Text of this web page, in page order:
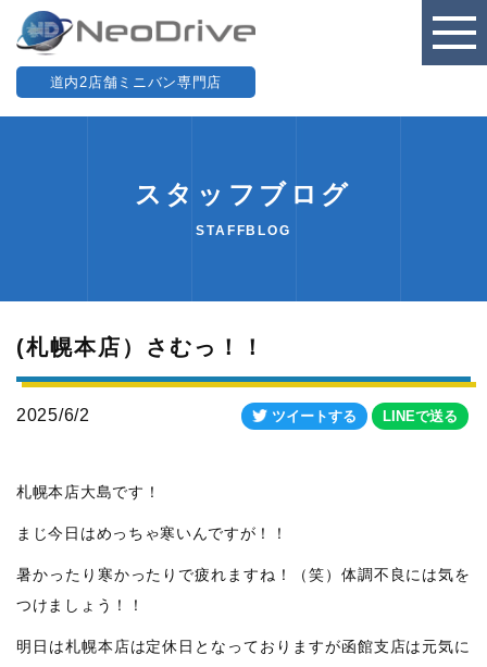
道内2店舗ミニバン専門店
スタッフブログ
STAFFBLOG
(札幌本店）さむっ！！
2025/6/2 ツイートする LINEで送る
札幌本店大島です！
まじ今日はめっちゃ寒いんですが！！
暑かったり寒かったりで疲れますね！（笑）体調不良には気を
つけましょう！！
明日は札幌本店は定休日となっておりますが函館支店は元気に